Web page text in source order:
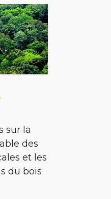
sur la
des
et les
du bois